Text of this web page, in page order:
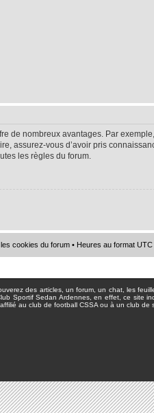
de nombreux avantages. Par exemple,
assurez-vous d’avoir pris
les règles du forum.
cookies du forum • Heures au format
des articles, un forum, un chat, les
Sportif Sedan Ardennes, en effet, ce site
au club de football CSSA ou à un club de